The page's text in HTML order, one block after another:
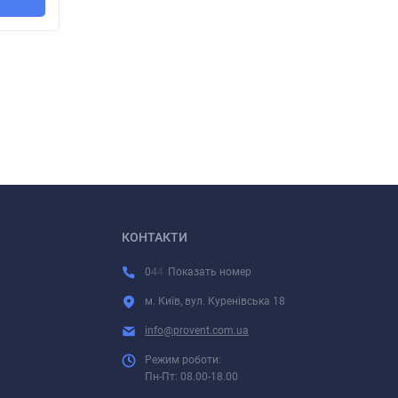
КОНТАКТИ
044 Показать номер
м. Київ, вул. Куренівська 18
info@provent.com.ua
Режим роботи:
Пн-Пт: 08.00-18.00